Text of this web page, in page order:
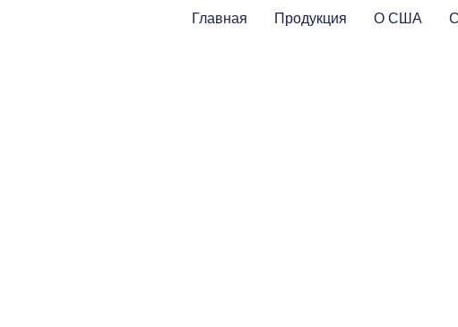
Главная Продукция О США